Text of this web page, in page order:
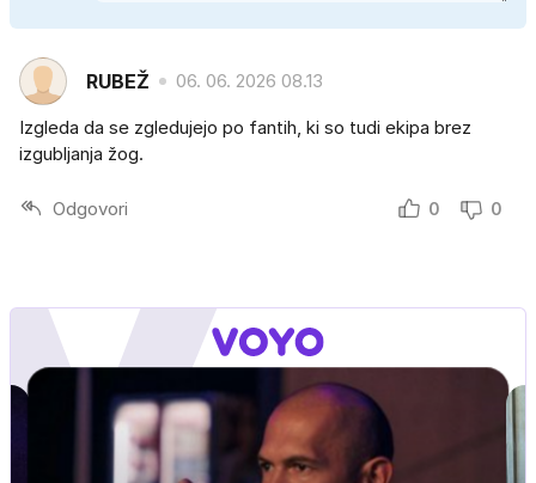
RUBEŽ 06. 06. 2026 08.13
Izgleda da se zgledujejo po fantih, ki so tudi ekipa brez
izgubljanja žog.
Odgovori 0 0